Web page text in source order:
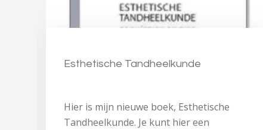
Esthetische Tandheelkunde
Hier is mijn nieuwe boek, Esthetische
Tandheelkunde. Je kunt hier een